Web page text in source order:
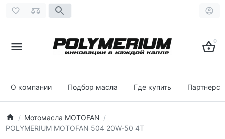
0
О компании Подбор масла Где купить
Мотомасла MOTOFAN
POLYMERIUM MOTOFAN 504 20W-50 4T